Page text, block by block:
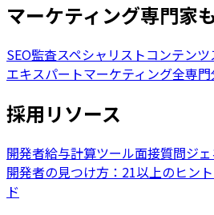
マーケティング専門家
SEO監査スペシャリストコンテン
エキスパートマーケティング全専
採用リソース
開発者給与計算ツール面接質問ジ
開発者の見つけ方：21以上のヒント
ド